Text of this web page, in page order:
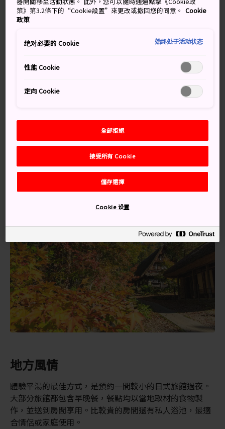
無論是到奧飛驒
健行、觀光、滑雪，還是享受當地美
食，都必到平湯溫泉放鬆一下。在溫泉裡好好泡澡，洗去
交通方式
搭乘特快車和巴士，可以輕鬆來往東京和平湯溫泉。
若從名古屋
出發，可搭乘信濃特急到松本，再轉搭同樣
地方風情
體驗平湯的最佳方式，是預約一間較小的日式旅館過夜。
大部分旅館都包含早晚餐，餐點均以當地取材的食物製
作，並送到房間享用。比較貴的房間還有私人浴池，最適
合情侶或家庭使用。
策》第3.2條下的“Cookie設置”來更改或撤回您的同意。 Cookie
政策
绝对必要的 Cookie 始终处于活动状态
性能 Cookie
定向 Cookie
全部拒絕
接受所有 Cookie
儲存選擇
Cookie 设置